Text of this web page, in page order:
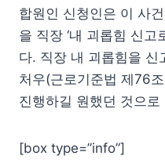
합원인 신청인은 이 사
을 직장 ‘내 괴롭힘 신고
다. 직장 내 괴롭힘을 신
처우(근로기준법 제76
진행하길 원했던 것으로
[box type=”info”]